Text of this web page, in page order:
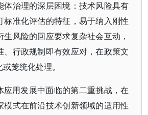
体治理的深层困境：技术风险具有
标准化评估的特征，易于纳入刚性
生风险的回应要求复杂社会互动，
、行政规制即有效应对，在政策文
笼统化处理。
应用发展中面临的第二重挑战，在
模式在前沿技术创新领域的适用性